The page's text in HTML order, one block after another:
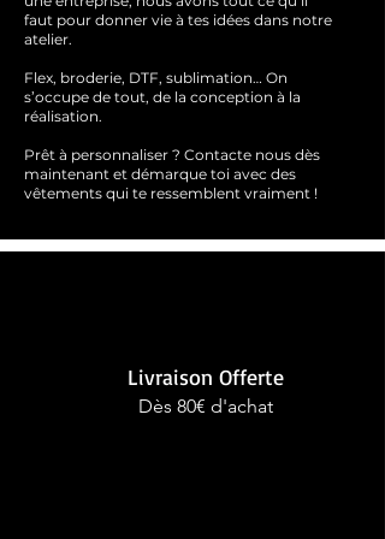
faut pour donner vie à tes idées dans notre
atelier.
Flex, broderie, DTF, sublimation… On
s’occupe de tout, de la conception à la
réalisation.
Prêt à personnaliser ? Contacte nous dès
maintenant et démarque toi avec des
vêtements qui te ressemblent vraiment !
Livraison Offerte
Dès 80€ d'achat